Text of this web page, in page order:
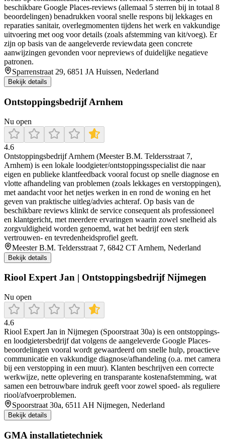
beschikbare Google Places-reviews (allemaal 5 sterren bij in totaal 8
beoordelingen) benadrukken vooral snelle respons bij lekkages en
reparaties sanitair, overlegmomenten tijdens het werk en vakkundige
uitvoering met oog voor details (zoals afstemming van kit/voeg). Er
zijn op basis van de aangeleverde reviewdata geen concrete
aanwijzingen gevonden voor nepreviews of duidelijke negatieve
patronen.
Sparrenstraat 29, 6851 JA Huissen, Nederland
Bekijk details
Ontstoppingsbedrijf Arnhem
Nu open
4.6
Ontstoppingsbedrijf Arnhem (Meester B.M. Teldersstraat 7,
Arnhem) is een lokale loodgieter/ontstoppingsspecialist die naar
eigen en publieke klantfeedback vooral focust op snelle diagnose en
vlotte afhandeling van problemen (zoals lekkages en verstoppingen),
met aandacht voor het netjes werken in en rond de woning en het
geven van praktische uitleg/advies achteraf. Op basis van de
beschikbare reviews klinkt de service consequent als professioneel
en klantgericht, met meerdere ervaringen waarin zowel snelheid als
zorgvuldigheid worden genoemd, wat het bedrijf een sterk
vertrouwen- en tevredenheidsprofiel geeft.
Meester B.M. Teldersstraat 7, 6842 CT Arnhem, Nederland
Bekijk details
Riool Expert Jan | Ontstoppingsbedrijf Nijmegen
Nu open
4.6
Riool Expert Jan in Nijmegen (Spoorstraat 30a) is een ontstoppings-
en loodgietersbedrijf dat volgens de aangeleverde Google Places-
beoordelingen vooral wordt gewaardeerd om snelle hulp, proactieve
communicatie en vakkundige diagnose/afhandeling (o.a. met camera
bij een verstopping in een muur). Klanten beschrijven een correcte
werkwijze, nette oplevering en transparante kostenafstemming, wat
samen een betrouwbare indruk geeft voor zowel spoed- als reguliere
riool/afvoerproblemen.
Spoorstraat 30a, 6511 AH Nijmegen, Nederland
Bekijk details
GMA installatietechniek